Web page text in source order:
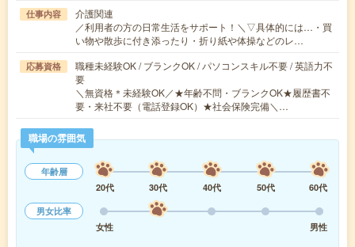
仕事内容
介護関連
／利用者の方の日常生活をサポート！＼▽具体的には…・買
い物や散歩に付き添ったり・折り紙や体操などのレ…
応募資格
職種未経験OK / ブランクOK / パソコンスキル不要 / 英語力不
要
＼無資格＊未経験OK／★年齢不問・ブランクOK★履歴書不
要・来社不要（電話登録OK）★社会保険完備＼…
職場の雰囲気
年齢層
20代
30代 40代 50代
60代
男女比率
女性
男性